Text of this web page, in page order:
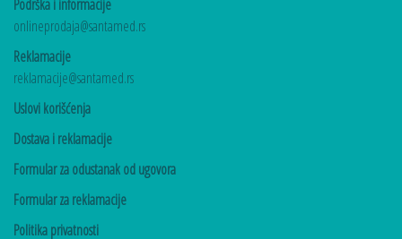
Podrška i informacije
onlineprodaja@santamed.rs
Reklamacije
reklamacije@santamed.rs
Uslovi korišćenja
Dostava i reklamacije
Formular za odustanak od ugovora
Formular za reklamacije
Politika privatnosti